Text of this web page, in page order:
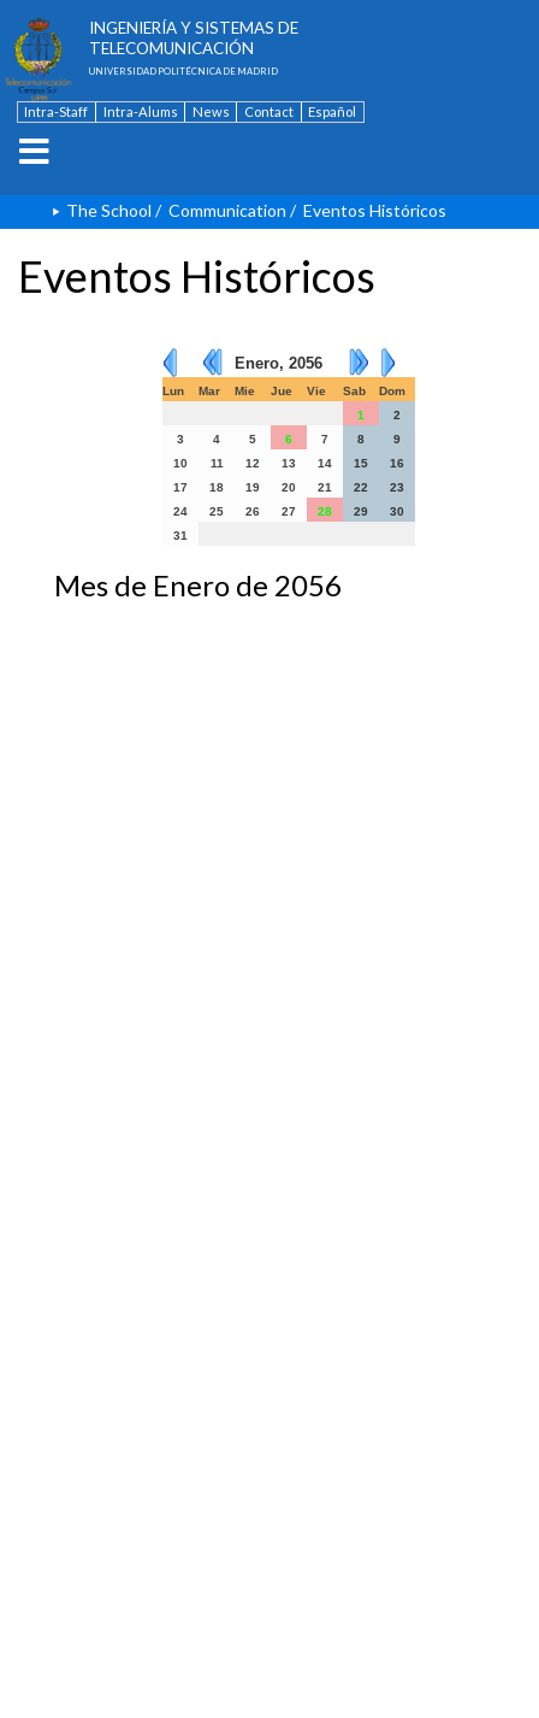
INGENIERÍA Y SISTEMAS DE
TELECOMUNICACIÓN
UNIVERSIDAD POLITÉCNICA DE MADRID
Intra-Staff Intra-Alums News Contact Español
The School / Communication / Eventos Históricos
Eventos Históricos
Enero, 2056
Lun Mar Mie Jue Vie Sab
Dom
1
2
3
4 5 6 7 8
9
10
11 12 13 14 15
16
17
18 19 20 21 22
23
24
25 26 27 28 29
30
31
Mes de Enero de 2056